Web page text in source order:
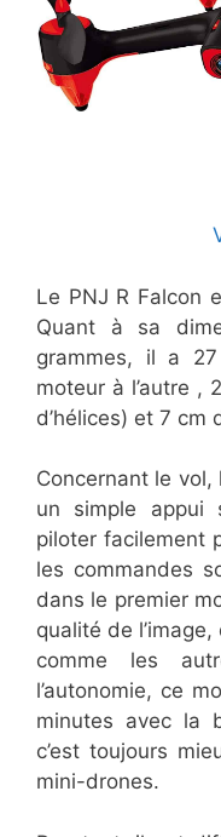
Le PNJ R Falcon
Quant à sa
grammes, il a
moteur à l’autre ,
d’hélices) et 7 cm
Concernant le vol,
un simple appui
piloter facilement
les commandes
dans le premier
qualité de
comme les
l’autonomie, ce
minutes avec la
c’est toujours
mini-drones.